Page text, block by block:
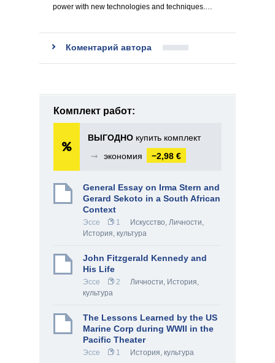
power with new technologies and techniques.…
Коментарий автора
Комплект работ:
ВЫГОДНО купить комплект
➞
экономия −2,98 €
General Essay on Irma Stern and
Gerard Sekoto in a South African
Context
Эссе 1 Искусство, Личности,
История, культура
John Fitzgerald Kennedy and
His Life
Эссе 2 Личности, История,
культура
The Lessons Learned by the US
Marine Corp during WWII in the
Pacific Theater
Эссе 1 История, культура